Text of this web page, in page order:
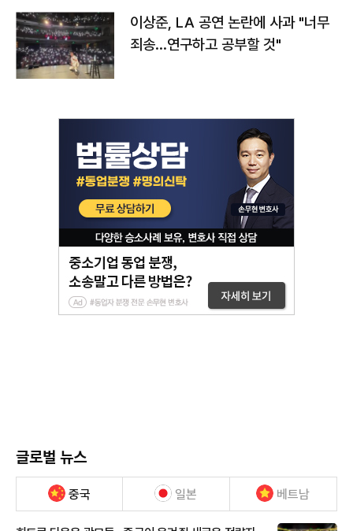
이상준, LA 공연 논란에 사과 "너무
죄송…연구하고 공부할 것"
글로벌 뉴스
중국 일본 베트남